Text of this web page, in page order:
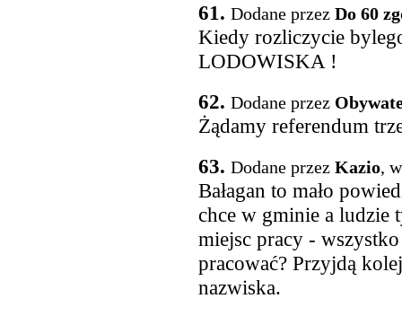
61. Dodane przez Do 60
Kiedy rozliczycie
LODOWISKA !
62. Dodane przez
Żądamy referendum
63. Dodane przez Kazio,
Bałagan to mało
chce w gminie a ludzie
miejsc pracy -
pracować? Przyjdą
nazwiska.